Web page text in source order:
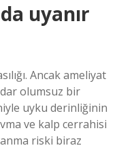
uyanır
Ancak ameliyat
olumsuz bir
uyku derinliğinin
ve kalp cerrahisi
riski biraz